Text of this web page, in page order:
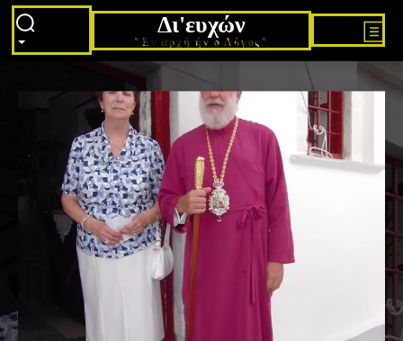
Δι'ευχών
"Εν αρχή ήν ο Λόγος"